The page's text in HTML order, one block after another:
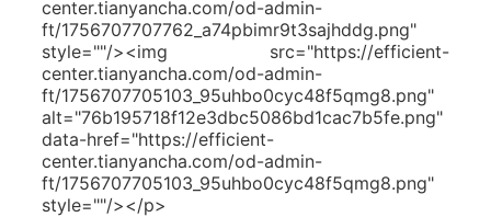
center.tianyancha.com/od-admin-
ft/1756707707762_a74pbimr9t3sajhddg.png"
style=""/><img src="https://efficient-
center.tianyancha.com/od-admin-
ft/1756707705103_95uhbo0cyc48f5qmg8.png"
alt="76b195718f12e3dbc5086bd1cac7b5fe.png"
data-href="https://efficient-
center.tianyancha.com/od-admin-
ft/1756707705103_95uhbo0cyc48f5qmg8.png"
style=""/></p>